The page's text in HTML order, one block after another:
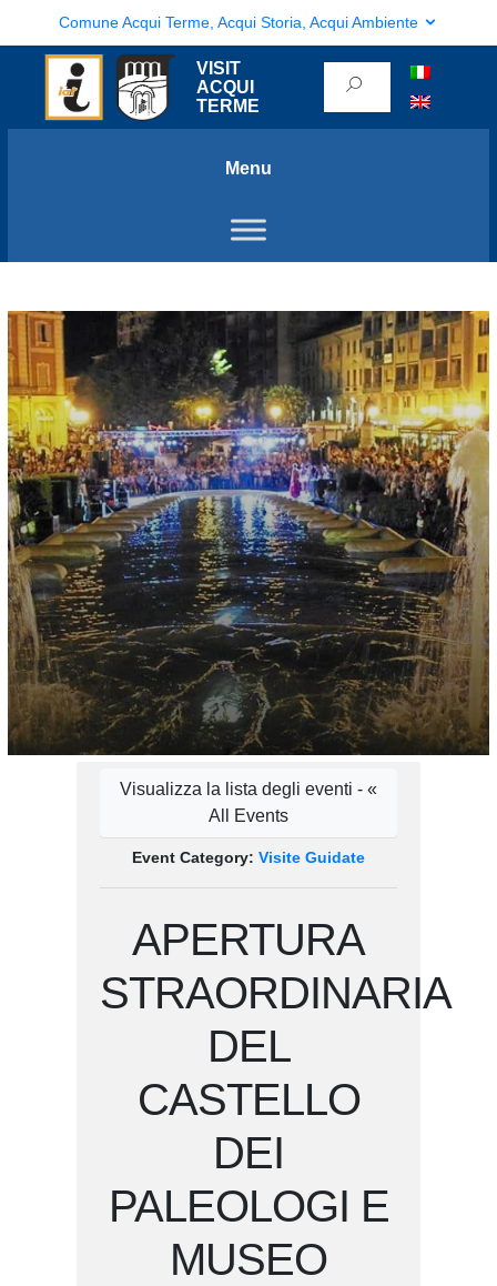
Comune Acqui Terme, Acqui Storia, Acqui Ambiente
VISIT
ACQUI
TERME
Menu
Visualizza la lista degli eventi - «
All Events
Event Category: Visite Guidate
APERTURA
STRAORDINARIA
DEL
CASTELLO
DEI
PALEOLOGI E
MUSEO